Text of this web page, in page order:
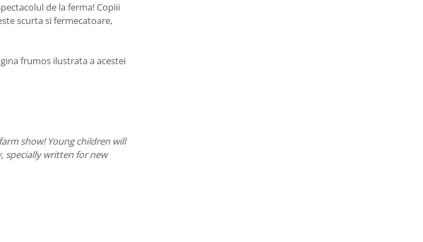
de la ferma! Copiii
scurta si fermecatoare,
frumos ilustrata a acestei
show! Young children will
specially written for new